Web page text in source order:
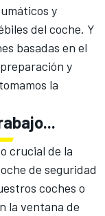
y
del coche. Y
basadas en el
y
la
crucial de la
de seguridad
coches o
la ventana de